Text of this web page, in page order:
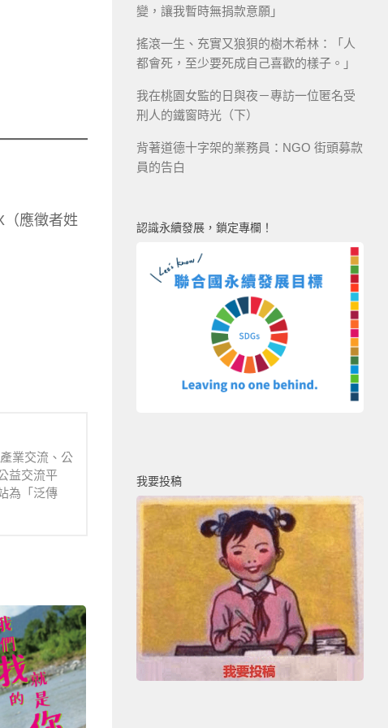
（應徵者姓
業交流、公
益交流平
為「泛傳
變，讓我暫時無捐款意願」
搖滾一生、充實又狼狽的樹木希林：「人
都會死，至少要死成自己喜歡的樣子。」
我在桃園女監的日與夜－專訪一位匿名受
刑人的鐵窗時光（下）
背著道德十字架的業務員：NGO 街頭募款
員的告白
認識永續發展，鎖定專欄！
我要投稿